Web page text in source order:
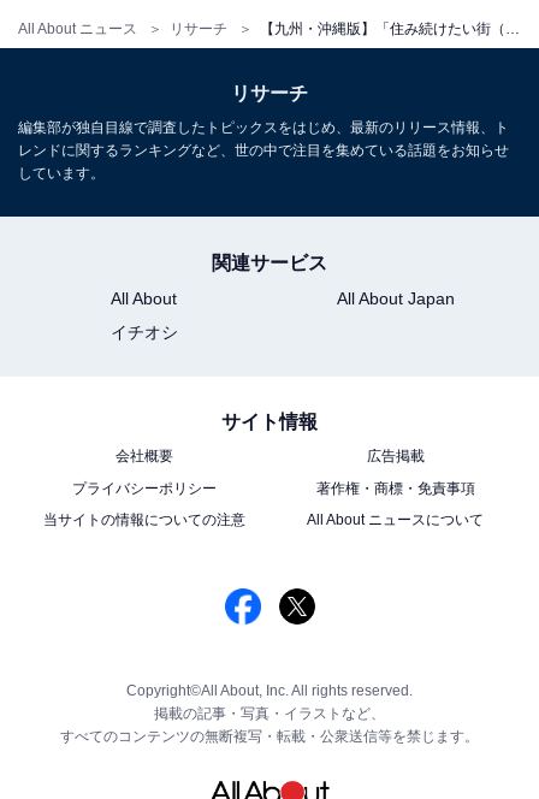
All About ニュース リサーチ 【九州・沖縄版】「住み続けたい街（自治体）」ランキング！ 2位「嘉手納町」、1位は？
リサーチ
編集部が独自目線で調査したトピックスをはじめ、最新のリリース情報、ト
レンドに関するランキングなど、世の中で注目を集めている話題をお知らせ
しています。
関連サービス
All About
All About Japan
イチオシ
サイト情報
会社概要
広告掲載
プライバシーポリシー
著作権・商標・免責事項
当サイトの情報についての注意
All About ニュースについて
Copyright©All About, Inc. All rights reserved.
掲載の記事・写真・イラストなど、
すべてのコンテンツの無断複写・転載・公衆送信等を禁じます。